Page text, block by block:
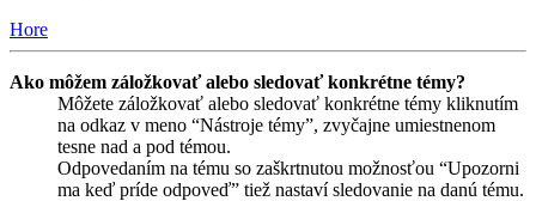
Hore
Ako môžem záložkovať alebo sledovať konkrétne témy?
Môžete záložkovať alebo sledovať konkrétne témy kliknutím
na odkaz v meno “Nástroje témy”, zvyčajne umiestnenom
tesne nad a pod témou.
Odpovedaním na tému so zaškrtnutou možnosťou “Upozorni
ma keď príde odpoveď” tiež nastaví sledovanie na danú tému.